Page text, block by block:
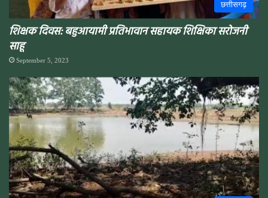
छत्तीसगढ़
शिक्षक दिवस: बहुआयामी प्रतिभावान सहायक शिक्षिका सरोजनी
साहू
September 5, 2023